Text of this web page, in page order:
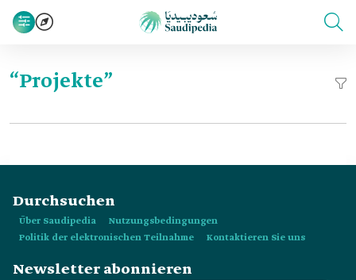
“Projekte”
Durchsuchen
Über Saudipedia
Nutzungsbedingungen
Politik der elektronischen Teilnahme
Kontaktieren Sie uns
Newsletter abonnieren